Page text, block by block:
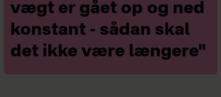
vægt er gået op og ned
konstant - sådan skal
det ikke være længere"